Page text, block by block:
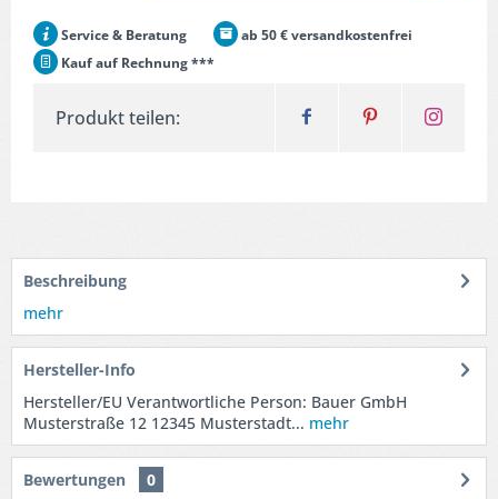
Service & Beratung
ab 50 € versandkostenfrei
Kauf auf Rechnung ***
Produkt teilen:
Beschreibung
mehr
Hersteller-Info
Hersteller/EU Verantwortliche Person: Bauer GmbH
Musterstraße 12 12345 Musterstadt... mehr
Bewertungen
0